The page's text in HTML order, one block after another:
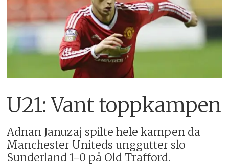
U21: Vant toppkampen
Adnan Januzaj spilte hele kampen da
Manchester Uniteds unggutter slo
Sunderland 1-0 på Old Trafford.